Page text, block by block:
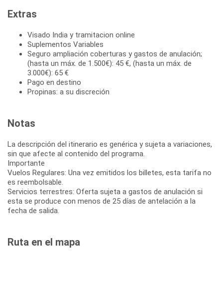
Extras
Visado India y tramitacion online
Suplementos Variables
Seguro ampliación coberturas y gastos de anulación;
(hasta un máx. de 1.500€): 45 €, (hasta un máx. de
3.000€): 65 €
Pago en destino
Propinas: a su discreción
Notas
La descripción del itinerario es genérica y sujeta a variaciones,
sin que afecte al contenido del programa.
Importante
Vuelos Regulares: Una vez emitidos los billetes, esta tarifa no
es reembolsable.
Servicios terrestres: Oferta sujeta a gastos de anulación si
esta se produce con menos de 25 días de antelación a la
fecha de salida.
Ruta en el mapa